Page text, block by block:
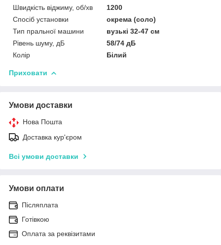
Швидкість віджиму, об/хв
1200
Спосіб установки
окрема (соло)
Тип пральної машини
вузькі 32-47 см
Рівень шуму, дБ
58/74 дБ
Колір
Білий
Приховати
Умови доставки
Нова Пошта
Доставка кур'єром
Всі умови доставки
Умови оплати
Післяплата
Готівкою
Оплата за реквізитами